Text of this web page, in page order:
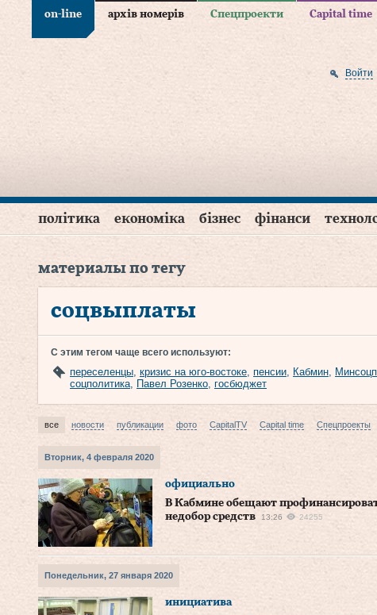
on-line архів номерів Спецпроекти Capital time
Войти
політика економіка бізнес фінанси
материалы по тегу
соцвыплаты
С этим тегом чаще всего используют:
переселенцы, кризис на юго-востоке, пенсии, Кабмин,
соцполитика, Павел Розенко, госбюджет
все новости публикации фото CapitalTV Capital time Спецпроекты
Вторник, 4 февраля 2020
официально
В Кабмине обещают
недобор средств
13:26 24255
Понедельник, 27 января 2020
инициатива